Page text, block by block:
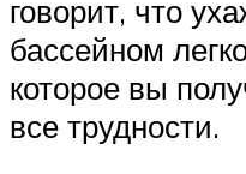
говорит, что
бассейном
которое вы
все трудности.